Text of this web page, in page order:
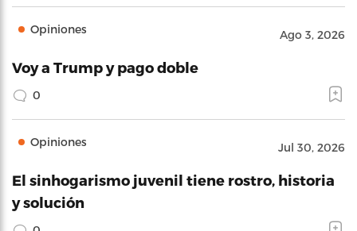
Opiniones Ago 3, 2026
Voy a Trump y pago doble
0
Opiniones Jul 30, 2026
El sinhogarismo juvenil tiene rostro, historia
y solución